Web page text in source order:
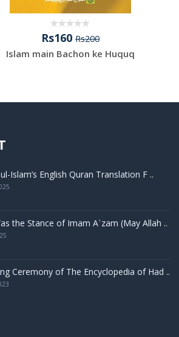
Rs160Rs200
Islam main Bachon ke Huquq
Islam’s English Quran Translation F ..
the Stance of Imam Aʿzam (May Allah ..
Ceremony of The Encyclopedia of Had ..